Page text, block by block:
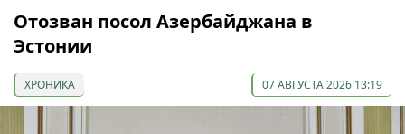
Отозван посол Азербайджана в
Эстонии
ХРОНИКА 07 АВГУСТА 2026 13:19